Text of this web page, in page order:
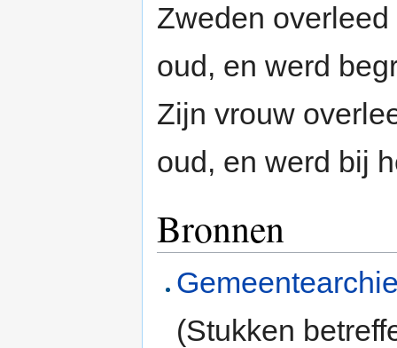
Zweden
oud, en werd
Zijn vrouw
oud, en werd bij
Bronnen
(Stukken